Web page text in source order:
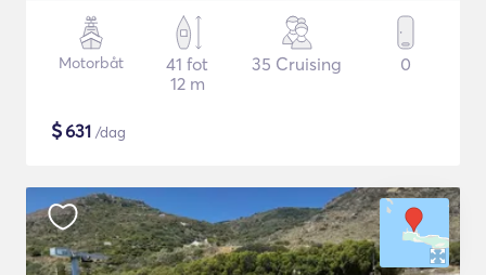
Motorbåt
41 fot
12 m
35 Cruising 0
$631 /dag